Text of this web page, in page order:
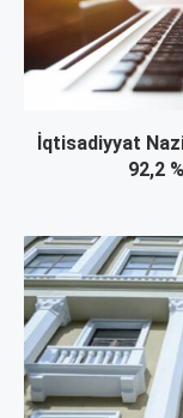
İqtisadiyyat
92,2